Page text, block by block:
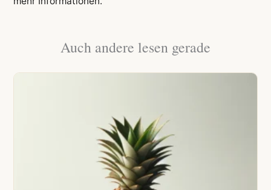
Auch andere lesen gerade